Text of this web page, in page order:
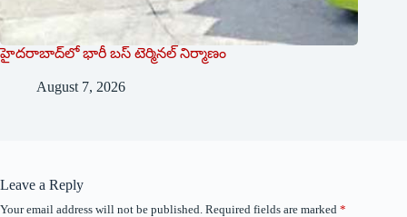
హైదరాబాద్‌లో భారీ బస్‌ ‌టెర్మినల్‌ ‌నిర్మాణం
August 7, 2026
Leave a Reply
Your email address will not be published. Required fields are marked *